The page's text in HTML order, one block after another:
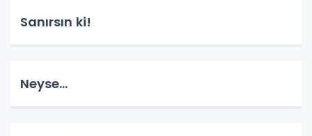
Sanırsın ki!
Neyse...